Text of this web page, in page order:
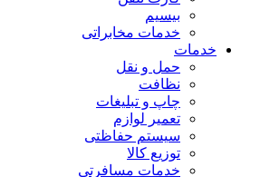
بیسیم
خدمات مخابراتی
خدمات
حمل و نقل
نظافت
چاپ و تبلیغات
تعمیر لوازم
سیستم حفاظتی
توزیع کالا
خدمات مسافرتی